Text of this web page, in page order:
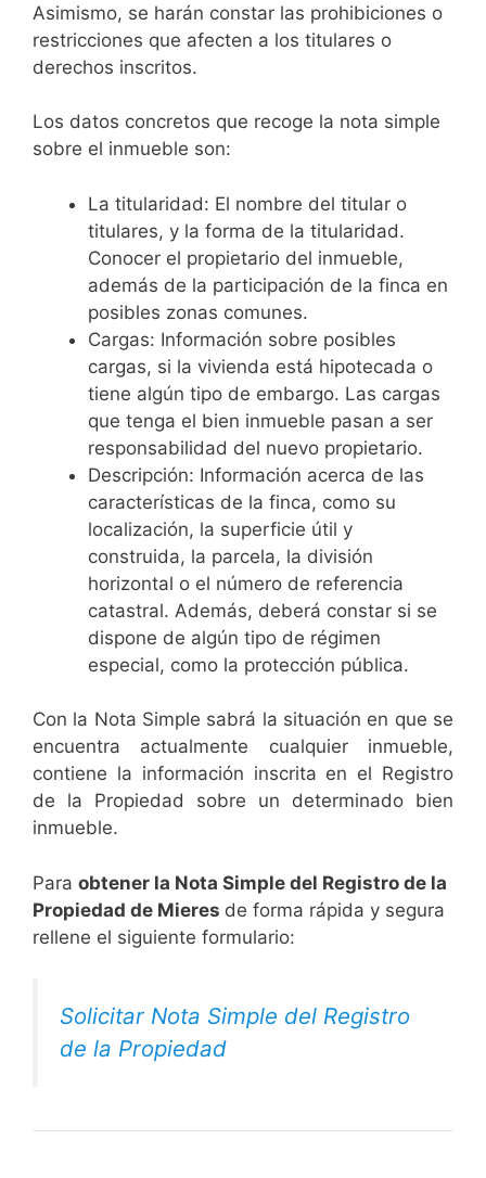
Asimismo, se harán constar las prohibiciones o
restricciones que afecten a los titulares o
derechos inscritos.
Los datos concretos que recoge la nota simple
sobre el inmueble son:
La titularidad: El nombre del titular o
titulares, y la forma de la titularidad.
Conocer el propietario del inmueble,
además de la participación de la finca en
posibles zonas comunes.
Cargas: Información sobre posibles
cargas, si la vivienda está hipotecada o
tiene algún tipo de embargo. Las cargas
que tenga el bien inmueble pasan a ser
responsabilidad del nuevo propietario.
Descripción: Información acerca de las
características de la finca, como su
localización, la superficie útil y
construida, la parcela, la división
horizontal o el número de referencia
catastral. Además, deberá constar si se
dispone de algún tipo de régimen
especial, como la protección pública.
Con la Nota Simple sabrá la situación en que se
encuentra actualmente cualquier inmueble,
contiene la información inscrita en el Registro
de la Propiedad sobre un determinado bien
inmueble.
Para obtener la Nota Simple del Registro de la
Propiedad de Mieres de forma rápida y segura
rellene el siguiente formulario:
Solicitar Nota Simple del Registro
de la Propiedad